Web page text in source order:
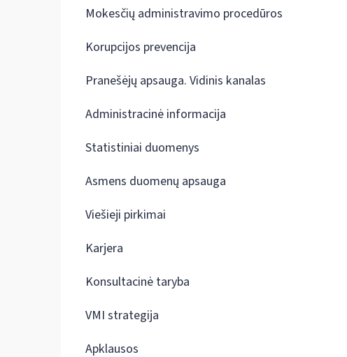
Mokesčių administravimo procedūros
Korupcijos prevencija
Pranešėjų apsauga. Vidinis kanalas
Administracinė informacija
Statistiniai duomenys
Asmens duomenų apsauga
Viešieji pirkimai
Karjera
Konsultacinė taryba
VMI strategija
Apklausos